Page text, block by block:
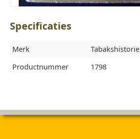
Specificaties
Merk
Tabakshistorie
Productnummer
1798